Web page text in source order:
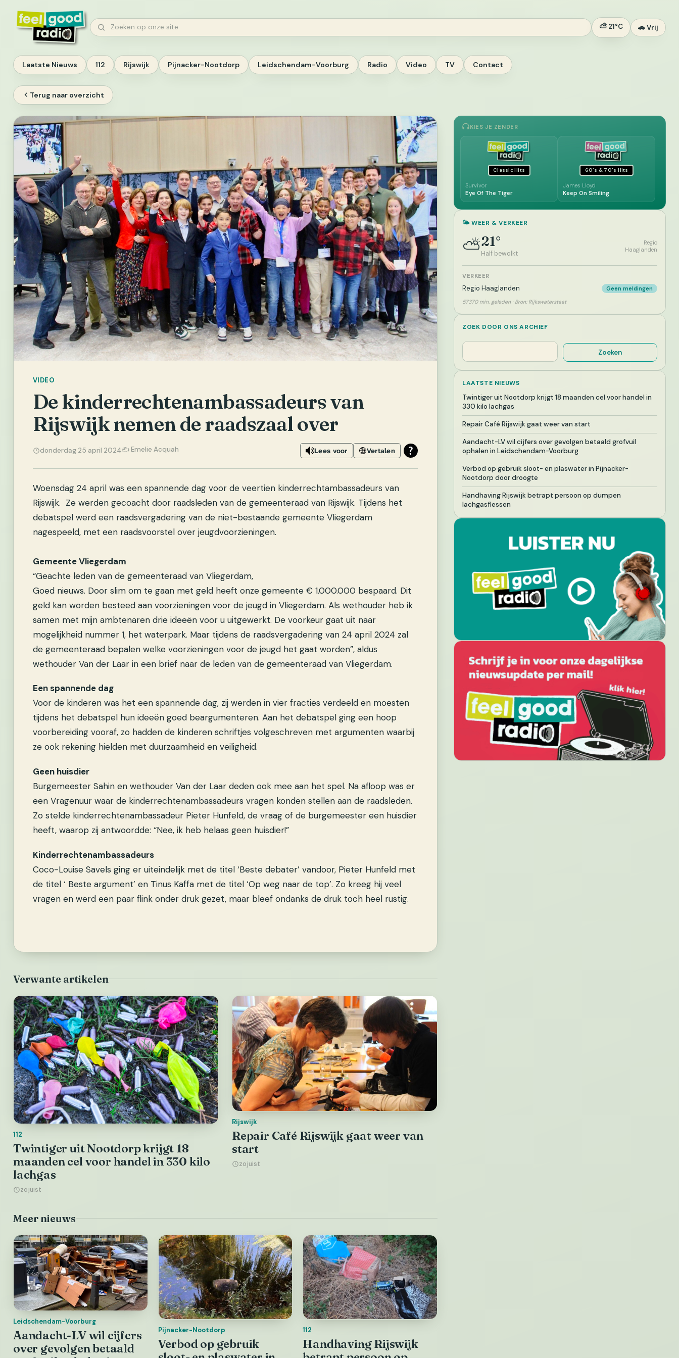
inhoud
Zoeken ⛅ 21°C 🚗 Vrij
Laatste Nieuws 112 Rijswijk Pijnacker-Nootdorp Leidschendam-Voorburg Radio Video TV Contact
Terug naar overzicht
VIDEO
De kinderrechtenambassadeurs van
Rijswijk nemen de raadszaal over
donderdag 25 april 2024✍️ Emelie Acquah Lees voor Vertalen
Woensdag 24 april was een spannende dag voor de veertien kinderrechtambassadeurs van
Rijswijk. Ze werden gecoacht door raadsleden van de gemeenteraad van Rijswijk. Tijdens het
debatspel werd een raadsvergadering van de niet-bestaande gemeente Vliegerdam
nagespeeld, met een raadsvoorstel over jeugdvoorzieningen.
Gemeente Vliegerdam
“Geachte leden van de gemeenteraad van Vliegerdam,
Goed nieuws. Door slim om te gaan met geld heeft onze gemeente € 1.000.000 bespaard. Dit
geld kan worden besteed aan voorzieningen voor de jeugd in Vliegerdam. Als wethouder heb ik
samen met mijn ambtenaren drie ideeën voor u uitgewerkt. De voorkeur gaat uit naar
mogelijkheid nummer 1, het waterpark. Maar tijdens de raadsvergadering van 24 april 2024 zal
de gemeenteraad bepalen welke voorzieningen voor de jeugd het gaat worden”, aldus
wethouder Van der Laar in een brief naar de leden van de gemeenteraad van Vliegerdam.
Een spannende dag
Voor de kinderen was het een spannende dag, zij werden in vier fracties verdeeld en moesten
tijdens het debatspel hun ideeën goed beargumenteren. Aan het debatspel ging een hoop
voorbereiding vooraf, zo hadden de kinderen schriftjes volgeschreven met argumenten waarbij
ze ook rekening hielden met duurzaamheid en veiligheid.
Geen huisdier
Burgemeester Sahin en wethouder Van der Laar deden ook mee aan het spel. Na afloop was er
een Vragenuur waar de kinderrechtenambassadeurs vragen konden stellen aan de raadsleden.
Zo stelde kinderrechtenambassadeur Pieter Hunfeld, de vraag of de burgemeester een huisdier
heeft, waarop zij antwoordde: “Nee, ik heb helaas geen huisdier!”
Kinderrechtenambassadeurs
Coco-Louise Savels ging er uiteindelijk met de titel ‘Beste debater’ vandoor, Pieter Hunfeld met
de titel ‘ Beste argument’ en Tinus Kaffa met de titel ‘Op weg naar de top’. Zo kreeg hij veel
vragen en werd een paar flink onder druk gezet, maar bleef ondanks de druk toch heel rustig.
Verwante artikelen
112
Twintiger uit Nootdorp krijgt 18
maanden cel voor handel in 330 kilo
lachgas
zojuist
Rijswijk
Repair Café Rijswijk gaat weer van
start
zojuist
Meer nieuws
Leidschendam-Voorburg
Aandacht-LV wil cijfers
over gevolgen betaald
Pijnacker-Nootdorp
Verbod op gebruik
112
Handhaving Rijswijk
KIES JE ZENDER
Classic Hits
Survivor
Eye Of The Tiger
60's & 70's Hits
James Lloyd
Keep On Smiling
🌤️ WEER & VERKEER
⛅21°
Half bewolkt
Regio
Haaglanden
VERKEER
Regio Haaglanden Geen meldingen
57370 min. geleden · Bron: Rijkswaterstaat
ZOEK DOOR ONS ARCHIEF
Zoeken
Zoeken
LAATSTE NIEUWS
Twintiger uit Nootdorp krijgt 18 maanden cel voor handel in
330 kilo lachgas
Repair Café Rijswijk gaat weer van start
Aandacht-LV wil cijfers over gevolgen betaald grofvuil
ophalen in Leidschendam-Voorburg
Verbod op gebruik sloot- en plaswater in Pijnacker-
Nootdorp door droogte
Handhaving Rijswijk betrapt persoon op dumpen
lachgasflessen